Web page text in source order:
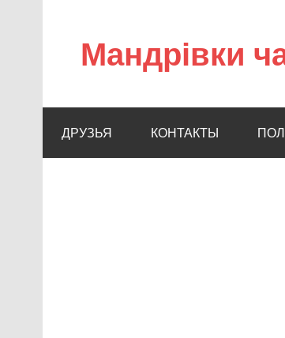
Мандрівки
ДРУЗЬЯ КОНТАКТЫ